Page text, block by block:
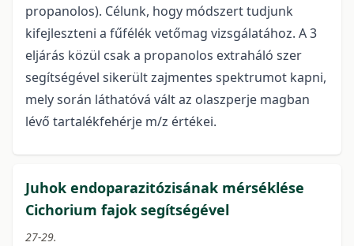
propanolos). Célunk, hogy módszert tudjunk
kifejleszteni a fűfélék vetőmag vizsgálatához. A 3
eljárás közül csak a propanolos extraháló szer
segítségével sikerült zajmentes spektrumot kapni,
mely során láthatóvá vált az olaszperje magban
lévő tartalékfehérje m/z értékei.
Juhok endoparazitózisának mérséklése
Cichorium fajok segítségével
27-29.